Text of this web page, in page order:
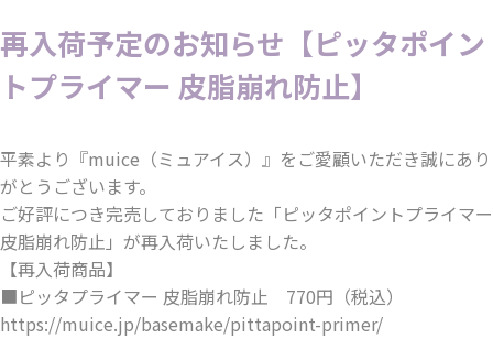
再入荷予定のお知らせ【ピッタポイン
トプライマー 皮脂崩れ防止】
平素より『muice（ミュアイス）』をご愛顧いただき誠にあり
がとうございます。
ご好評につき完売しておりました「ピッタポイントプライマー
皮脂崩れ防止」が再入荷いたしました。
【再入荷商品】
■ピッタプライマー 皮脂崩れ防止 770円（税込）
https://muice.jp/basemake/pittapoint-primer/